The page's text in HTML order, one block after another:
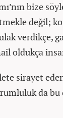
bize
değil;
verdikçe,
oldukça
sirayet
da